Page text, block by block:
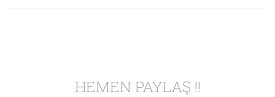
HEMEN PAYLAŞ !!